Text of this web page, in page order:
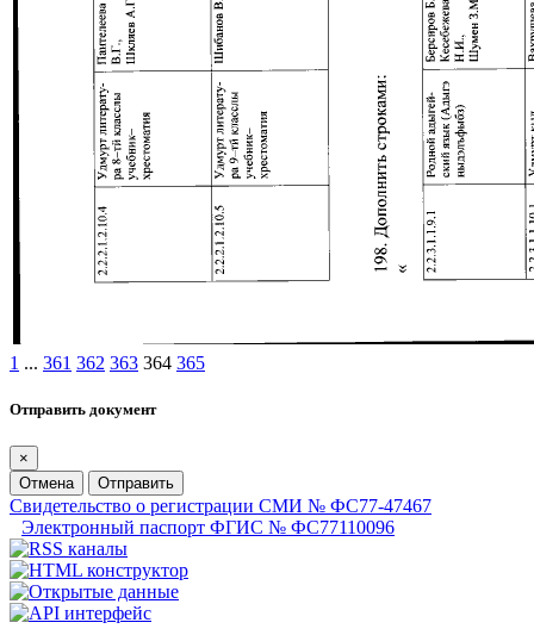
1 ... 361 362 363 364 365
Отправить документ
×
Отмена
Отправить
Свидетельство о регистрации СМИ № ФС77-47467
Электронный паспорт ФГИС № ФС77110096